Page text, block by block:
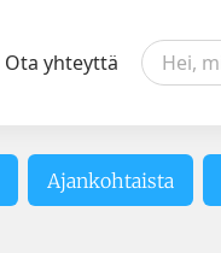
Ota yhteyttä
Ajankohtaista